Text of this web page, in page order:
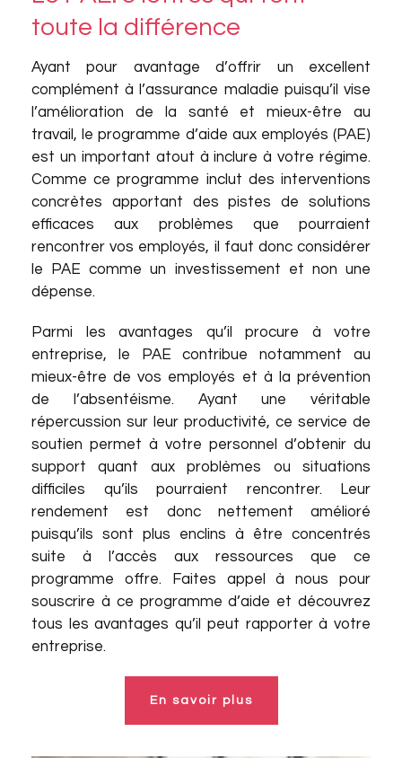
toute la différence
Ayant pour avantage d’offrir un excellent
complément à l’assurance maladie puisqu’il vise
l’amélioration de la santé et mieux-être au
travail, le programme d’aide aux employés (PAE)
est un important atout à inclure à votre régime.
Comme ce programme inclut des interventions
concrètes apportant des pistes de solutions
efficaces aux problèmes que pourraient
rencontrer vos employés, il faut donc considérer
le PAE comme un investissement et non une
dépense.
Parmi les avantages qu’il procure à votre
entreprise, le PAE contribue notamment au
mieux-être de vos employés et à la prévention
de l’absentéisme. Ayant une véritable
répercussion sur leur productivité, ce service de
soutien permet à votre personnel d’obtenir du
support quant aux problèmes ou situations
difficiles qu’ils pourraient rencontrer. Leur
rendement est donc nettement amélioré
puisqu’ils sont plus enclins à être concentrés
suite à l’accès aux ressources que ce
programme offre. Faites appel à nous pour
souscrire à ce programme d’aide et découvrez
tous les avantages qu’il peut rapporter à votre
entreprise.
En savoir plus